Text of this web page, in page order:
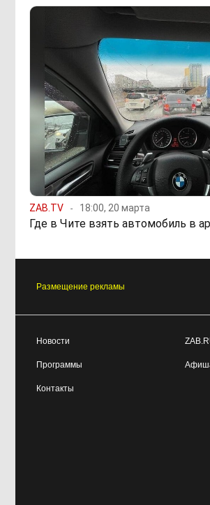
ZAB.TV 18:00, 20 марта
Где в Чите взять автомобиль в
Размещение рекламы
Новости
Программы
Контакты